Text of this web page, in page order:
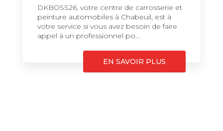
DKBOSS26, votre centre de carrosserie et
peinture automobiles à Chabeuil, est à
votre service si vous avez besoin de faire
appel à un professionnel po...
EN SAVOIR PLUS